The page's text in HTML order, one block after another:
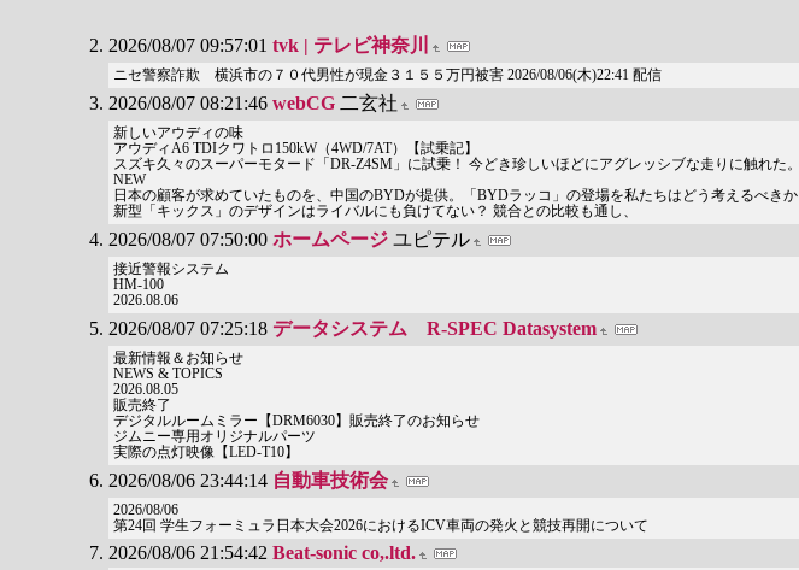
2026/08/07 09:57:01 tvk | テレビ神奈川
ニセ警察詐欺 横浜市の７０代男性が現金３１５５万円被害 2026/08/06(木)22:41 配信
2026/08/07 08:21:46 webCG 二玄社
新しいアウディの味
アウディA6 TDIクワトロ150kW（4WD/7AT）【試乗記】
スズキ久々のスーパーモタード「DR-Z4SM」に試乗！ 今どき珍しいほどにアグレッシブな走りに触れた
NEW
日本の顧客が求めていたものを、中国のBYDが提供。「BYDラッコ」の登場を私たちはどう考えるべき
新型「キックス」のデザインはライバルにも負けてない？ 競合との比較も通し、
2026/08/07 07:50:00 ホームページ ユピテル
接近警報システム
HM-100
2026.08.06
2026/08/07 07:25:18 データシステム R-SPEC Datasystem
最新情報＆お知らせ
NEWS & TOPICS
2026.08.05
販売終了
デジタルルームミラー【DRM6030】販売終了のお知らせ
ジムニー専用オリジナルパーツ
実際の点灯映像【LED-T10】
2026/08/06 23:44:14 自動車技術会
2026/08/06
第24回 学生フォーミュラ日本大会2026におけるICV車両の発火と競技再開について
2026/08/06 21:54:42 Beat-sonic co,.ltd.